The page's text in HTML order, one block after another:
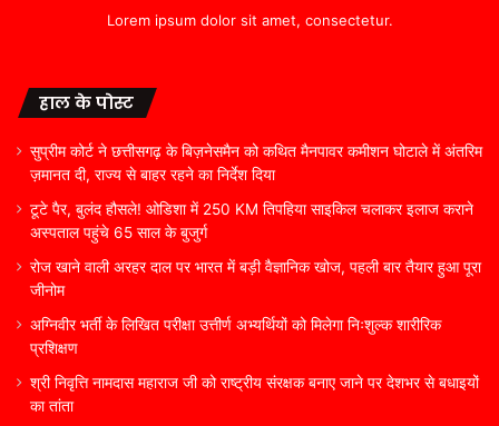
Lorem ipsum dolor sit amet, consectetur.
हाल के पोस्ट
सुप्रीम कोर्ट ने छत्तीसगढ़ के बिज़नेसमैन को कथित मैनपावर कमीशन घोटाले में अंतरिम
ज़मानत दी, राज्य से बाहर रहने का निर्देश दिया
टूटे पैर, बुलंद हौसले! ओडिशा में 250 KM तिपहिया साइकिल चलाकर इलाज कराने
अस्पताल पहुंचे 65 साल के बुजुर्ग
रोज खाने वाली अरहर दाल पर भारत में बड़ी वैज्ञानिक खोज, पहली बार तैयार हुआ पूरा
जीनोम
अग्निवीर भर्ती के लिखित परीक्षा उत्तीर्ण अभ्यर्थियों को मिलेगा निःशुल्क शारीरिक
प्रशिक्षण
श्री निवृत्ति नामदास महाराज जी को राष्ट्रीय संरक्षक बनाए जाने पर देशभर से बधाइयों
का तांता